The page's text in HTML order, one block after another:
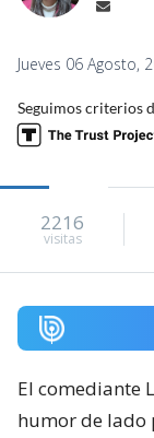
Jueves 06 Agosto,
Seguimos criterios
2216
visitas
El comediante
humor de lado